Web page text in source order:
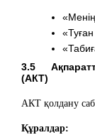
3.5
(АКТ)
АКТ қолдану
Құралдар: